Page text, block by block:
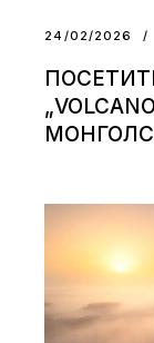
24/02/2026